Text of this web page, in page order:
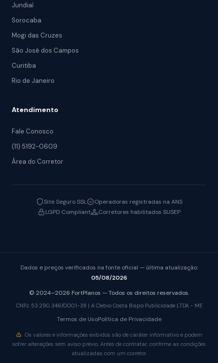
Jundiaí
Sorocaba
Mogi das Cruzes
São José dos Campos
Curitiba
Rio de Janeiro
Atendimento
Fale Conosco
(11) 5192-0609
Área do Corretor
Site Seguro SSL
Operadoras registradas na ANS
LGPD Compliant
Corretores habilitados SUSEP
Dados e preços verificados na fonte oficial — última atualização:
05/08/2026
© 2024–2026 FortPlanos — Todos os direitos reservados.
CNPJ: 53.290.346/0001-38 | A Clebio Costa Bispo Publicidade LTDA - ME
Termos de UsoPolítica de Privacidade
Os valores e informações exibidos são de caráter informativo e podem
sofrer alterações sem aviso prévio. Antes de contratar, confirme as condições
atualizadas com um corretor.